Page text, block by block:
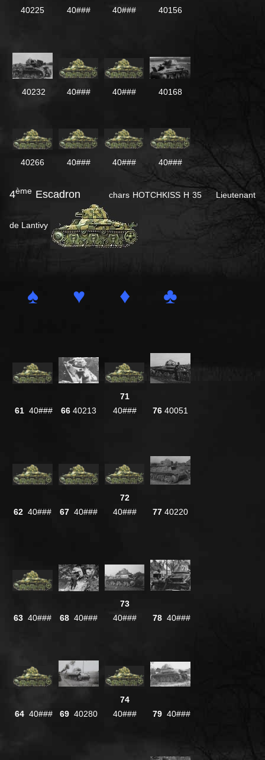
40225 40### 40### 40156
40232 40### 40### 40168
40266 40### 40### 40###
4ème Escadron chars HOTCHKISS H 35 Lieutenant
de Lantivy
♠ ♥ ♦ ♣
61 40### 66 40213
71
40###
76 40051
62 40### 67 40###
72
40###
77 40220
63 40### 68 40###
73
40###
78 40###
64 40### 69 40280
74
40###
79 40###